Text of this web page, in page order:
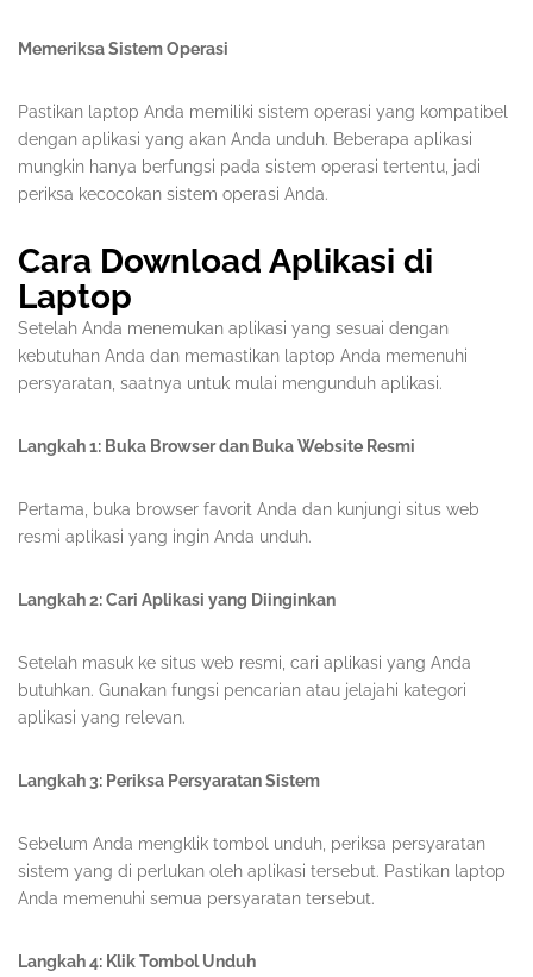
Memeriksa Sistem Operasi
Pastikan laptop Anda memiliki sistem operasi yang kompatibel
dengan aplikasi yang akan Anda unduh. Beberapa aplikasi
mungkin hanya berfungsi pada sistem operasi tertentu, jadi
periksa kecocokan sistem operasi Anda.
Cara Download Aplikasi di
Laptop
Setelah Anda menemukan aplikasi yang sesuai dengan
kebutuhan Anda dan memastikan laptop Anda memenuhi
persyaratan, saatnya untuk mulai mengunduh aplikasi.
Langkah 1: Buka Browser dan Buka Website Resmi
Pertama, buka browser favorit Anda dan kunjungi situs web
resmi aplikasi yang ingin Anda unduh.
Langkah 2: Cari Aplikasi yang Diinginkan
Setelah masuk ke situs web resmi, cari aplikasi yang Anda
butuhkan. Gunakan fungsi pencarian atau jelajahi kategori
aplikasi yang relevan.
Langkah 3: Periksa Persyaratan Sistem
Sebelum Anda mengklik tombol unduh, periksa persyaratan
sistem yang di perlukan oleh aplikasi tersebut. Pastikan laptop
Anda memenuhi semua persyaratan tersebut.
Langkah 4: Klik Tombol Unduh